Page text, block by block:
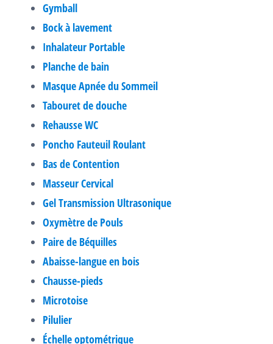
Gymball
Bock à lavement
Inhalateur Portable
Planche de bain
Masque Apnée du Sommeil
Tabouret de douche
Rehausse WC
Poncho Fauteuil Roulant
Bas de Contention
Masseur Cervical
Gel Transmission Ultrasonique
Oxymètre de Pouls
Paire de Béquilles
Abaisse-langue en bois
Chausse-pieds
Microtoise
Pilulier
Échelle optométrique